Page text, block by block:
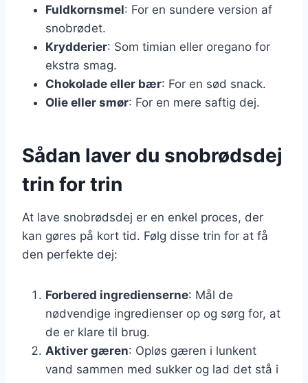
Fuldkornsmel: For en sundere version af
snobrødet.
Krydderier: Som timian eller oregano for
ekstra smag.
Chokolade eller bær: For en sød snack.
Olie eller smør: For en mere saftig dej.
Sådan laver du snobrødsdej
trin for trin
At lave snobrødsdej er en enkel proces, der
kan gøres på kort tid. Følg disse trin for at få
den perfekte dej:
Forbered ingredienserne: Mål de
nødvendige ingredienser op og sørg for, at
de er klare til brug.
Aktiver gæren: Opløs gæren i lunkent
vand sammen med sukker og lad det stå i